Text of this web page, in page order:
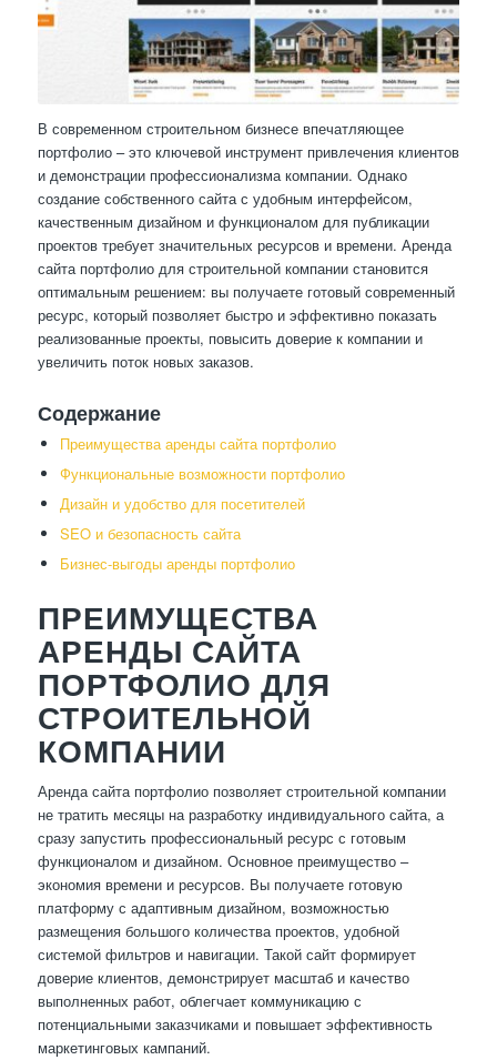
В современном строительном бизнесе впечатляющее
портфолио – это ключевой инструмент привлечения клиентов
и демонстрации профессионализма компании. Однако
создание собственного сайта с удобным интерфейсом,
качественным дизайном и функционалом для публикации
проектов требует значительных ресурсов и времени. Аренда
сайта портфолио для строительной компании становится
оптимальным решением: вы получаете готовый современный
ресурс, который позволяет быстро и эффективно показать
реализованные проекты, повысить доверие к компании и
увеличить поток новых заказов.
Содержание
Преимущества аренды сайта портфолио
Функциональные возможности портфолио
Дизайн и удобство для посетителей
SEO и безопасность сайта
Бизнес-выгоды аренды портфолио
ПРЕИМУЩЕСТВА
АРЕНДЫ САЙТА
ПОРТФОЛИО ДЛЯ
СТРОИТЕЛЬНОЙ
КОМПАНИИ
Аренда сайта портфолио позволяет строительной компании
не тратить месяцы на разработку индивидуального сайта, а
сразу запустить профессиональный ресурс с готовым
функционалом и дизайном. Основное преимущество –
экономия времени и ресурсов. Вы получаете готовую
платформу с адаптивным дизайном, возможностью
размещения большого количества проектов, удобной
системой фильтров и навигации. Такой сайт формирует
доверие клиентов, демонстрирует масштаб и качество
выполненных работ, облегчает коммуникацию с
потенциальными заказчиками и повышает эффективность
маркетинговых кампаний.